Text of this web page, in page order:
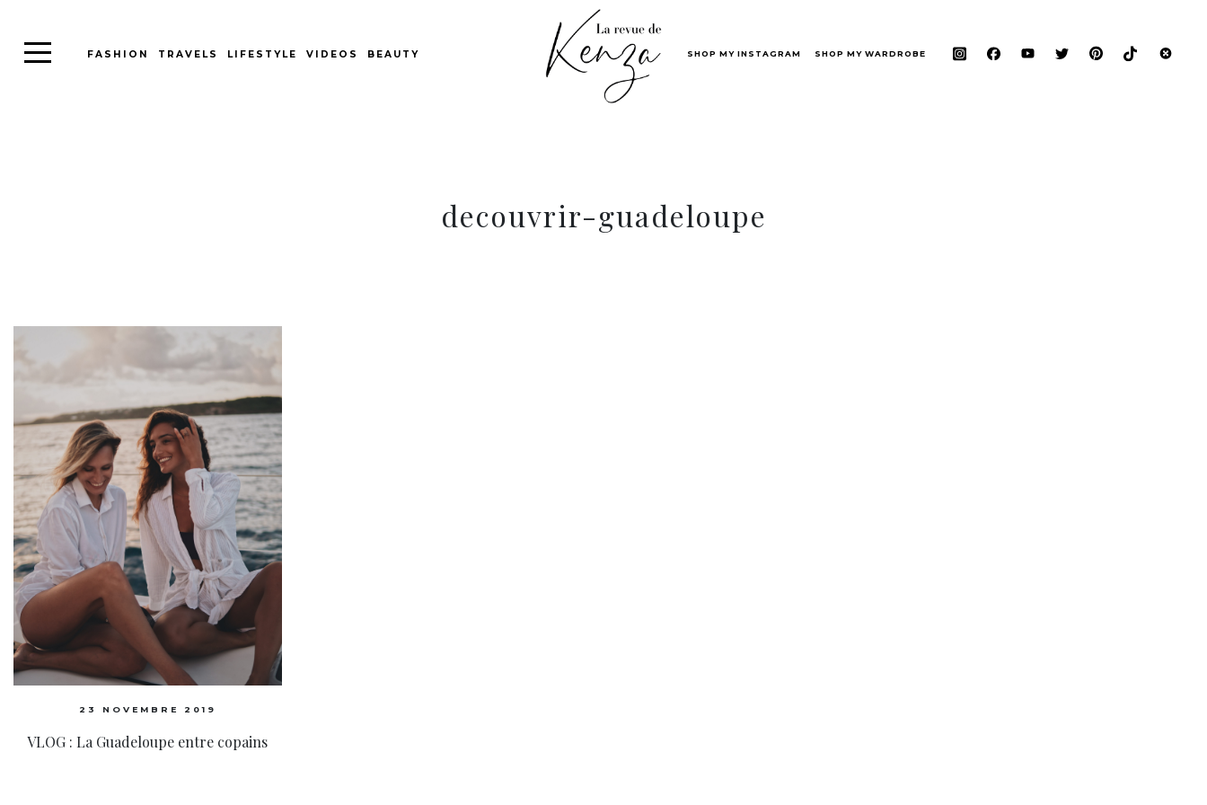
FASHION TRAVELS LIFESTYLE VIDEOS BEAUTY SHOP MY INSTAGRAM SHOP MY WARDROBE
decouvrir-guadeloupe
23 NOVEMBRE 2019
VLOG : La Guadeloupe entre copains